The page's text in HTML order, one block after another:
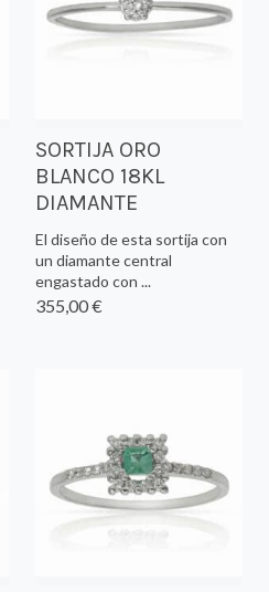
SORTIJA ORO
BLANCO 18KL
DIAMANTE
El diseño de esta sortija con
un diamante central
engastado con ...
355,00 €